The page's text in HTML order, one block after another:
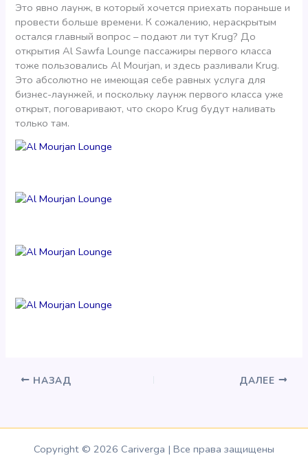
Это явно лаунж, в который хочется приехать пораньше и
провести больше времени. К сожалению, нераскрытым
остался главный вопрос – подают ли тут Krug? До
открытия Al Sawfa Lounge пассажиры первого класса
тоже пользовались Al Mourjan, и здесь разливали Krug.
Это абсолютно не имеющая себе равных услуга для
бизнес-лаунжей, и поскольку лаунж первого класса уже
открыт, поговаривают, что скоро Krug будут наливать
только там.
НАЗАД ДАЛЕЕ
Copyright © 2026 Cariverga | Все права защищены